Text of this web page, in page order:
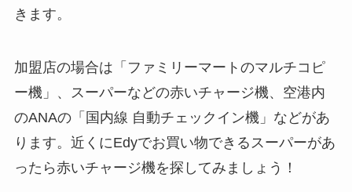
きます。
加盟店の場合は「ファミリーマートのマルチコピ
ー機」、スーパーなどの赤いチャージ機、空港内
のANAの「国内線 自動チェックイン機」などがあ
ります。近くにEdyでお買い物できるスーパーがあ
ったら赤いチャージ機を探してみましょう！